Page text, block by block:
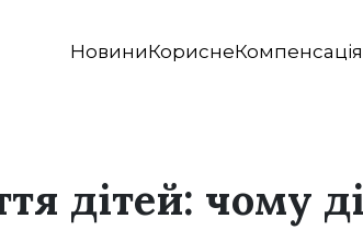
НовиниКориснеКомпенсація
дітей: чому